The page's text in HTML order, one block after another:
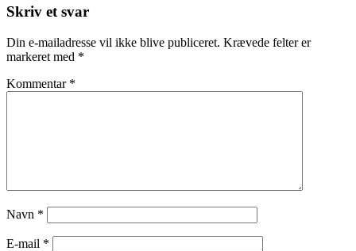
Skriv et svar
Din e-mailadresse vil ikke blive publiceret. Krævede felter er
markeret med *
Kommentar *
Navn *
E-mail *